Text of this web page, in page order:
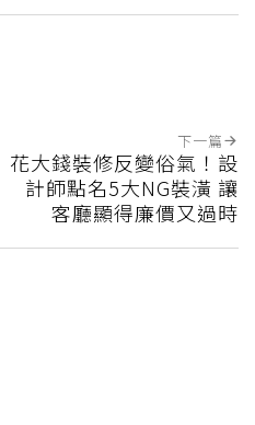
下一篇
花大錢裝修反變俗氣！設
計師點名5大NG裝潢 讓
客廳顯得廉價又過時